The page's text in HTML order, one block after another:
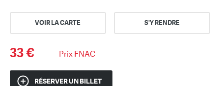
VOIR LA CARTE S'Y RENDRE
33 € Prix FNAC
RÉSERVER UN BILLET